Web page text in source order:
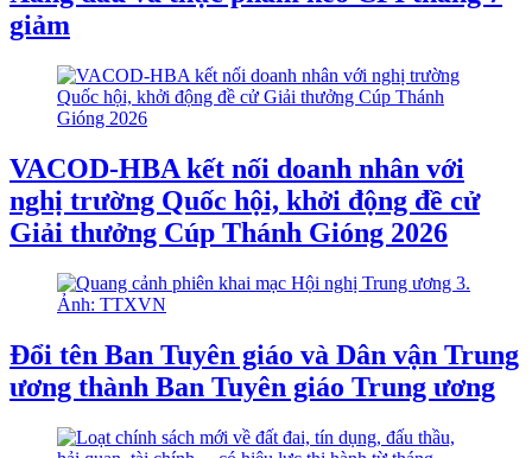
giảm
VACOD-HBA kết nối doanh nhân với
nghị trường Quốc hội, khởi động đề cử
Giải thưởng Cúp Thánh Gióng 2026
Đổi tên Ban Tuyên giáo và Dân vận Trung
ương thành Ban Tuyên giáo Trung ương